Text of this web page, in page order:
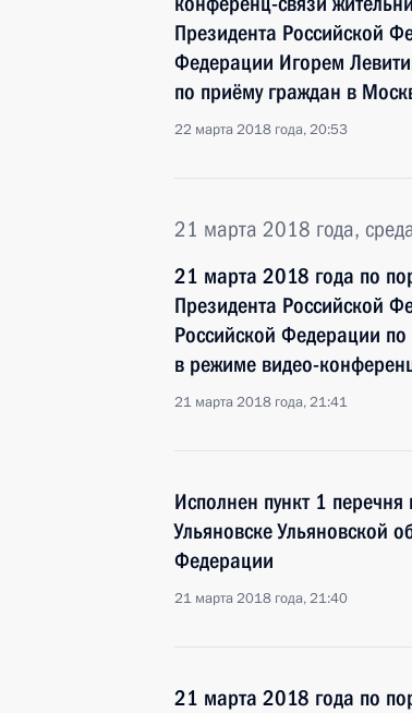
Президента Российской
Федерации Игорем
по приёму граждан в
22 марта 2018 года, 20:53
21 марта 2018 года,
21 марта 2018 года по
Президента Российской
Российской Федерации
в режиме видео-
21 марта 2018 года, 21:41
Исполнен пункт 1
Ульяновске Ульяновской
Федерации
21 марта 2018 года, 21:40
21 марта 2018 года по